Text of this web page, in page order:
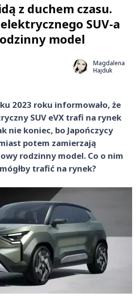
z duchem czasu.
SUV-a
model
Magdalena
Hajduk
2023 roku informowało, że
SUV eVX trafi na rynek
nie koniec, bo Japończycy
potem zamierzają
rodzinny model. Co o nim
trafić na rynek?